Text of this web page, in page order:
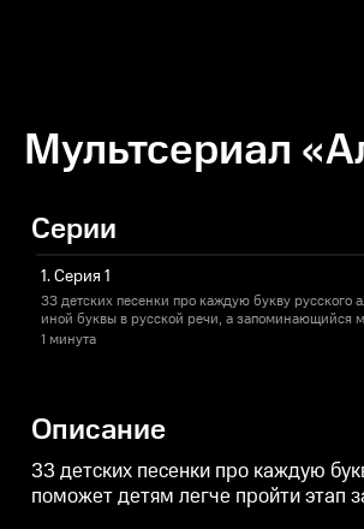
Мультсериал
Серии
1. Серия 1
33 детских песенки про каждую букву русского
иной буквы в русской речи, а запоминающийся
1 минута
Описание
33 детских песенки про каждую
поможет детям легче пройти этап